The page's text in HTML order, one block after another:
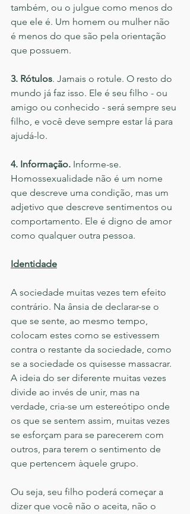
também, ou o julgue como menos do
que ele é. Um homem ou mulher não
é menos do que são pela orientação
que possuem.
3. Rótulos. Jamais o rotule. O resto do
mundo já faz isso. Ele é seu filho - ou
amigo ou conhecido - será sempre seu
filho, e você deve sempre estar lá para
ajudá-lo.
4. Informação. Informe-se.
Homossexualidade não é um nome
que descreve uma condição, mas um
adjetivo que descreve sentimentos ou
comportamento. Ele é digno de amor
como qualquer outra pessoa.
Identidade
A sociedade muitas vezes tem efeito
contrário. Na ânsia de declarar-se o
que se sente, ao mesmo tempo,
colocam estes como se estivessem
contra o restante da sociedade, como
se a sociedade os quisesse massacrar.
A ideia do ser diferente muitas vezes
divide ao invés de unir, mas na
verdade, cria-se um estereótipo onde
os que se sentem assim, muitas vezes
se esforçam para se parecerem com
outros, para terem o sentimento de
que pertencem àquele grupo.
Ou seja, seu filho poderá começar a
dizer que você não o aceita, não o